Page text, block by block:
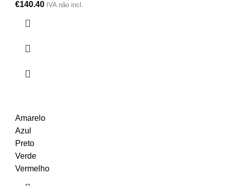
€140.40 IVA não incl.
Amarelo
Azul
Preto
Verde
Vermelho